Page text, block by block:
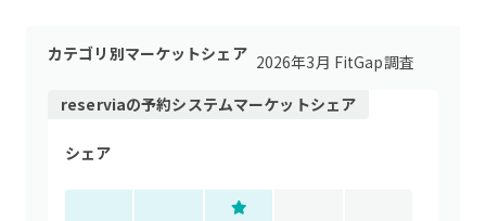
カテゴリ別マーケットシェア 2026年3月 FitGap調査
reserviaの予約システムマーケットシェア
シェア